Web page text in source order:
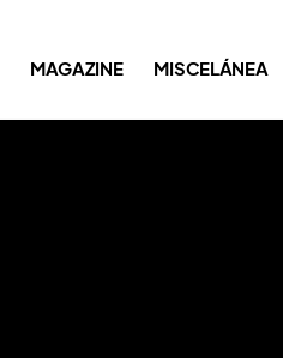
MAGAZINE MISCELÁNEA